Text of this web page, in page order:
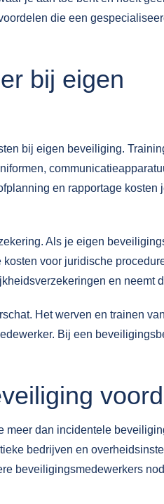
die een
bij eigen
bij eigen beveiliging.
en rapportage kosten
Als je eigen
voor juridische
en neemt
Het werven en trainen
Bij een
meer dan incidentele
bedrijven en
beveiligingsmedewerkers